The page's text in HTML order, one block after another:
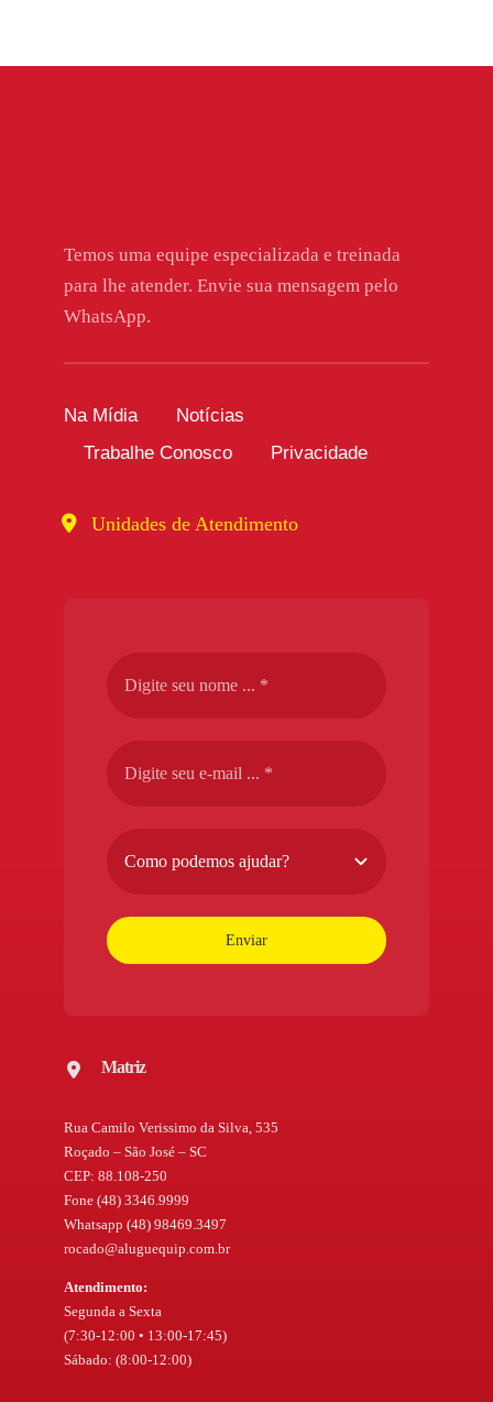
Temos uma equipe especializada e treinada
para lhe atender. Envie sua mensagem pelo
WhatsApp.
Na Mídia
Notícias
Trabalhe Conosco
Privacidade
Unidades de Atendimento
Enviar
Matriz
Rua Camilo Verissimo da Silva, 535
Roçado – São José – SC
CEP: 88.108-250
Fone (48) 3346.9999
Whatsapp (48) 98469.3497
rocado@aluguequip.com.br
Atendimento:
Segunda a Sexta
(7:30-12:00 • 13:00-17:45)
Sábado: (8:00-12:00)